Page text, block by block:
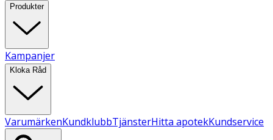
Produkter
Kampanjer
Kloka Råd
VarumärkenKundklubbTjänsterHitta apotekKundservice